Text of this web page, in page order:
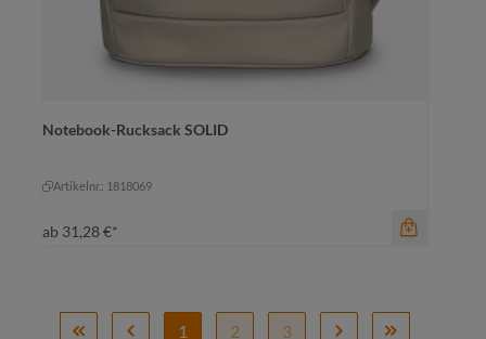
Farbe
beige
Notebook-Rucksack SOLID
Artikelnr.: 1818069
ab 31,28 €*
1 2 3